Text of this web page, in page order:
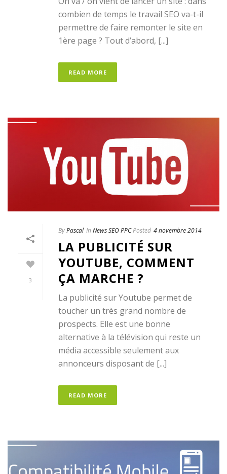
combien de temps le travail SEO va-t-il
permettre de faire remonter le site en
1ère page ? Tout d’abord, [...]
READ MORE
3
ByPascal In News SEO PPCPosted 4 novembre 2014
LA PUBLICITÉ SUR
YOUTUBE, COMMENT
ÇA MARCHE ?
La publicité sur Youtube permet de
toucher un très grand nombre de
prospects. Elle est une bonne
alternative à la télévision qui reste un
média accessible seulement aux
annonceurs disposant de [...]
READ MORE